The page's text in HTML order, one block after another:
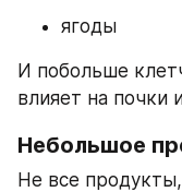
ягоды
И побольше
влияет на почки
Небольшое
Не все